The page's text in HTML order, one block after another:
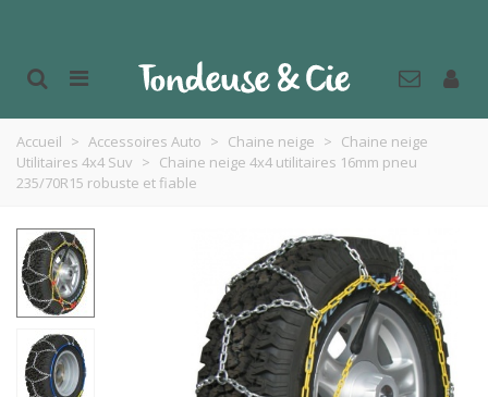
Accueil > Accessoires Auto > Chaine neige > Chaine neige
Utilitaires 4x4 Suv > Chaine neige 4x4 utilitaires 16mm pneu
235/70R15 robuste et fiable